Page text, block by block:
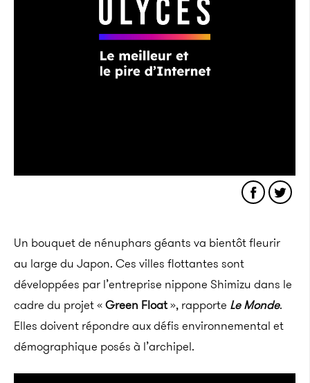
Un bouquet de nénuphars géants va bientôt fleurir
au large du Japon. Ces villes flottantes sont
développées par l’entreprise nippone Shimizu dans le
cadre du projet «Green Float», rapporte Le Monde.
Elles doivent répondre aux défis environnemental et
démographique posés à l’archipel.